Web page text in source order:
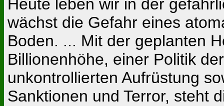
Heute leben wir in der
wächst die Gefahr eines
Boden. ... Mit der geplanten
Billionenhöhe, einer Politik
unkontrollierten Aufrüstung
Sanktionen und Terror, steht